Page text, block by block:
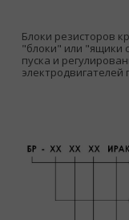
Блоки резисторов
"блоки" или "ящики
пуска и
электродвигателей